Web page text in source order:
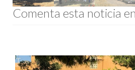
Comenta esta noticia